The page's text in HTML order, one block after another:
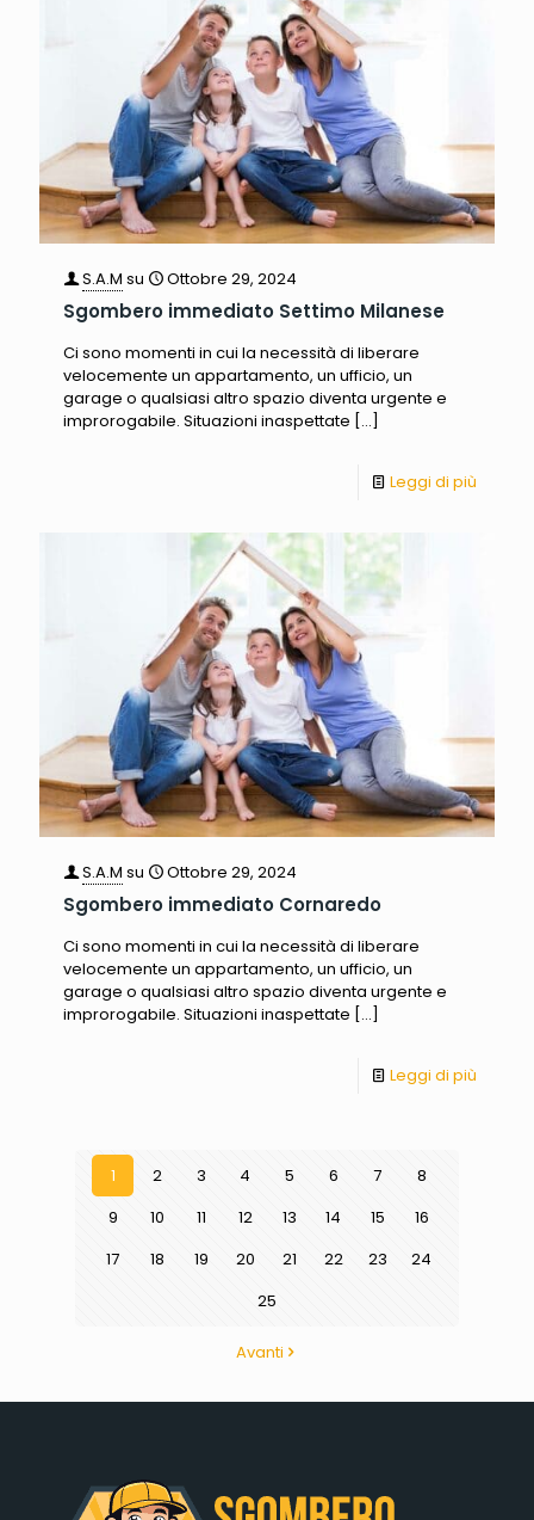
S.A.M su Ottobre 29, 2024
Sgombero immediato Settimo Milanese
Ci sono momenti in cui la necessità di liberare
velocemente un appartamento, un ufficio, un
garage o qualsiasi altro spazio diventa urgente e
improrogabile. Situazioni inaspettate […]
Leggi di più
S.A.M su Ottobre 29, 2024
Sgombero immediato Cornaredo
Ci sono momenti in cui la necessità di liberare
velocemente un appartamento, un ufficio, un
garage o qualsiasi altro spazio diventa urgente e
improrogabile. Situazioni inaspettate […]
Leggi di più
1 2 3 4 5 6 7
8
9
10 11 12 13 14 15
16
17
18 19 20 21 22 23
24
25
Avanti